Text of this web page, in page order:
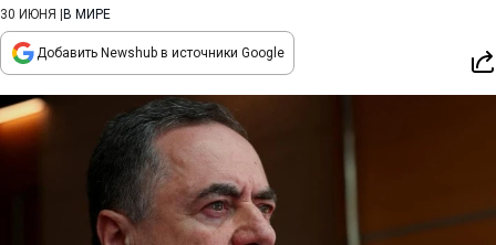
30 ИЮНЯ В МИРЕ
Добавить Newshub в источники Google